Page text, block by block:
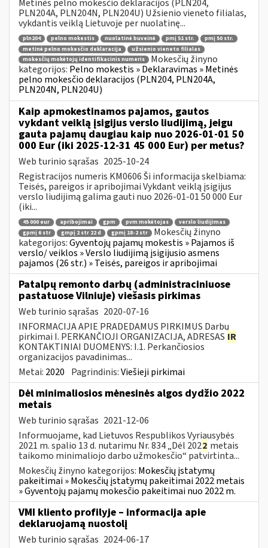
Metinės pelno mokesčio deklaracijos (PLN204,
PLN204A, PLN204N, PLN204U) Užsienio vieneto filialas,
vykdantis veiklą Lietuvoje per nuolatinę...
pln204 pelno mokestis nuolatinė buveinė pmį 51 str.
pmį 50 str.
metinė pelno mokesčio deklaracija
užsienio vieneto filialas
mokesčių mokėtojų identifikacinis numeris
Mokesčių žinyno
kategorijos: Pelno mokestis » Deklaravimas » Metinės
pelno mokesčio deklaracijos (PLN204, PLN204A,
PLN204N, PLN204U)
Kaip apmokestinamos pajamos, gautos
vykdant veiklą įsigijus verslo liudijimą, jeigu
gauta pajamų daugiau kaip nuo 2026-01-01 50
000 Eur (iki 2025-12-31 45 000 Eur) per metus?
Web turinio sąrašas 2025-10-24
Registracijos numeris KM0606 Ši informacija skelbiama:
Teisės, pareigos ir apribojimai Vykdant veiklą įsigijus
verslo liudijimą galima gauti nuo 2026-01-01 50 000 Eur
(iki...
45 000 eur apribojimai gpm pvm mokėtojas
verslo liudijimas
gpmį 6 str
gmpį 2 str 22 d gpmį 18-2 str
Mokesčių žinyno
kategorijos:Gyventojų pajamų mokestis » Pajamos iš
verslo/ veiklos » Verslo liudijimą įsigijusio asmens
pajamos (26 str.) » Teisės, pareigos ir apribojimai
Patalpų remonto darbų (administraciniuose
pastatuose Vilniuje) viešasis pirkimas
Web turinio sąrašas 2020-07-16
INFORMACIJA APIE PRADEDAMUS PIRKIMUS Darbų
pirkimai I. PERKANČIOJI ORGANIZACIJA, ADRESAS IR
KONTAKTINIAI DUOMENYS: I.1. Perkančiosios
organizacijos pavadinimas...
Metai: 2020 Pagrindinis:Viešieji pirkimai
Dėl minimaliosios mėnesinės algos dydžio 2022
metais
Web turinio sąrašas 2021-12-06
Informuojame, kad Lietuvos Respublikos Vyriausybės
2021 m. spalio 13 d. nutarimu Nr. 834 „Dėl 2022 metais
taikomo minimaliojo darbo užmokesčio“ patvirtinta...
Mokesčių žinyno kategorijos: Mokesčių įstatymų
pakeitimai » Mokesčių įstatymų pakeitimai 2022 metais
» Gyventojų pajamų mokesčio pakeitimai nuo 2022 m.
VMI kliento profilyje – informacija apie
deklaruojamą nuostolį
Web turinio sąrašas 2024-06-17